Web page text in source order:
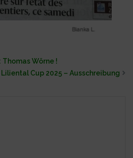
Bianka L.
Wörne !
Liliental Cup 2025 – Ausschreibung